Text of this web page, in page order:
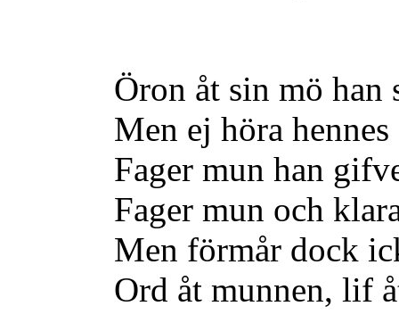
Öron åt sin mö han
Men ej höra
Fager mun han
Fager mun och
Men förmår dock
Ord åt munnen, lif